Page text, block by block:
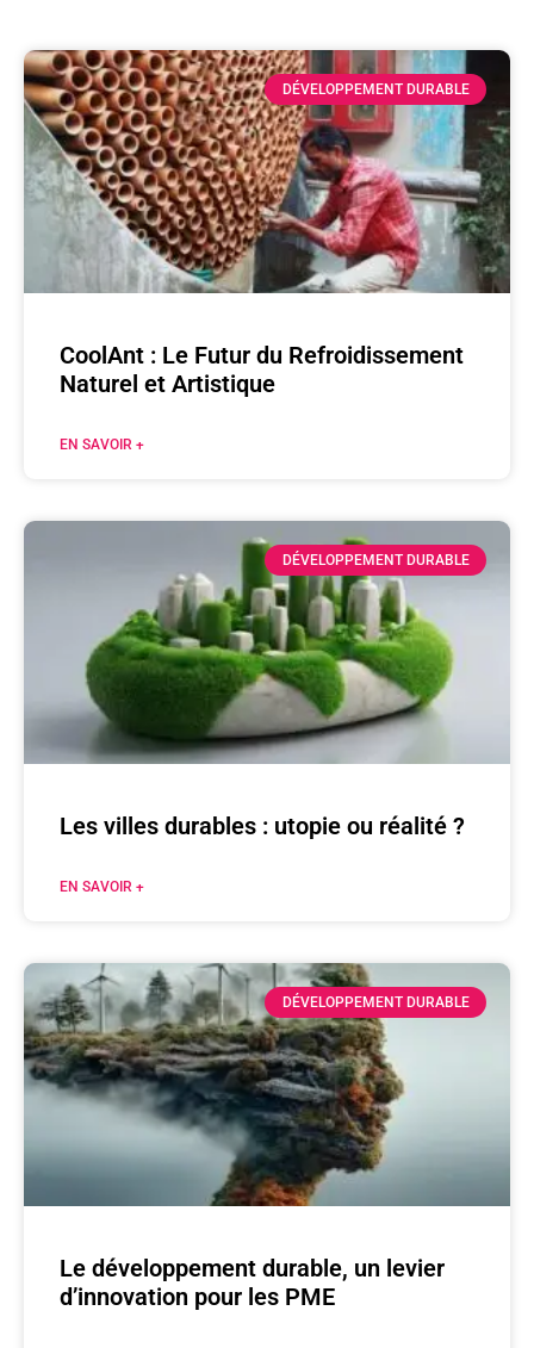
DÉVELOPPEMENT DURABLE
CoolAnt : Le Futur du Refroidissement
Naturel et Artistique
EN SAVOIR +
DÉVELOPPEMENT DURABLE
Les villes durables : utopie ou réalité ?
EN SAVOIR +
DÉVELOPPEMENT DURABLE
Le développement durable, un levier
d’innovation pour les PME